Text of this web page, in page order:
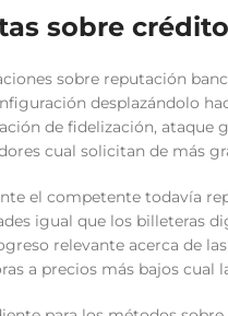
sobre
sobre reputación
desplazándolo
de fidelización, ataque
cual solicitan de más
el competente todavía
igual que los billeteras
relevante acerca de
a precios más bajos cual